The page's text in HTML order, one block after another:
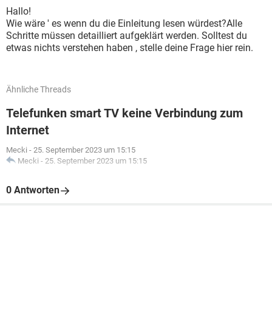
Hallo!
Wie wäre ' es wenn du die Einleitung lesen würdest?Alle
Schritte müssen detailliert aufgeklärt werden. Solltest du
etwas nichts verstehen haben , stelle deine Frage hier rein.
Ähnliche Threads
Telefunken smart TV keine Verbindung zum
Internet
Mecki - 25. September 2023 um 15:15
Mecki - 25. September 2023 um 15:15
0 Antworten